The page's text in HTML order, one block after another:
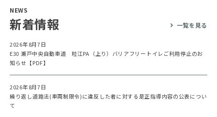
NEWS
新着情報 一覧を見る
2026年8月7日
E30 瀬戸中央自動車道 粒江PA（上り）バリアフリートイレご利用停止のお
知らせ【PDF】
2026年8月7日
繰り返し道路法(車両制限令)に違反した者に対する是正指導内容の公表につい
て